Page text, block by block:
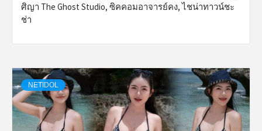
ศิญา The Ghost Studio, ซิคคอมอาจารย์คง, ไชน่าทาวน์ชะ
ช่า
NETIDOL